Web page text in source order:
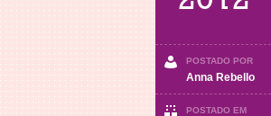
POSTADO POR
Anna Rebello
POSTADO EM